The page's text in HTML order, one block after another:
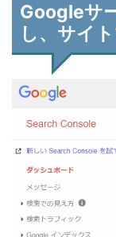
Googleサ
し、サイ